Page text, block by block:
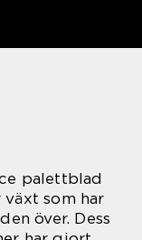
palettblad
som har
över. Dess